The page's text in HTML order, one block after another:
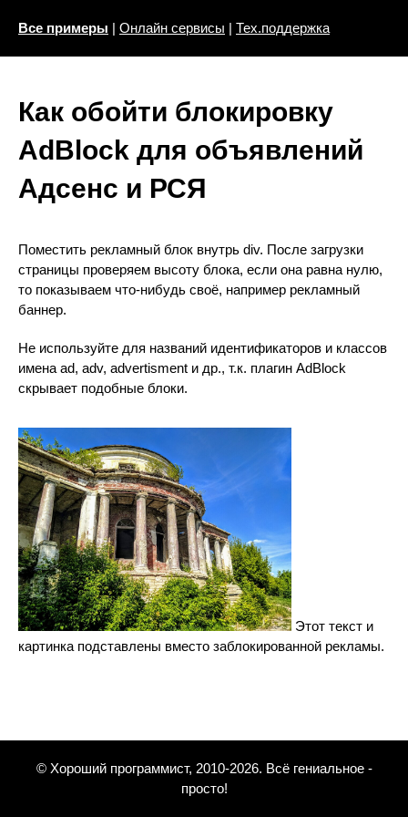
Все примеры | Онлайн сервисы | Тех.поддержка
Как обойти блокировку
AdBlock для объявлений
Адсенс и РСЯ
Поместить рекламный блок внутрь div. После загрузки
страницы проверяем высоту блока, если она равна нулю,
то показываем что-нибудь своё, например рекламный
баннер.
Не используйте для названий идентификаторов и классов
имена ad, adv, advertisment и др., т.к. плагин AdBlock
скрывает подобные блоки.
Этот текст и
картинка подставлены вместо заблокированной рекламы.
© Хороший программист, 2010-2026. Всё гениальное -
просто!